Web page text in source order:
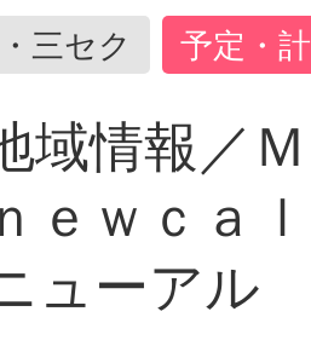
三セク 予定・
情報／
ｅｗｃａ
ューアル